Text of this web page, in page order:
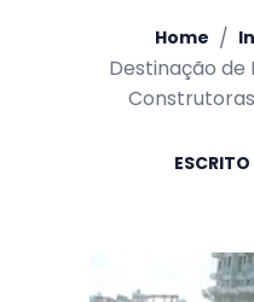
Home /
Destinação de